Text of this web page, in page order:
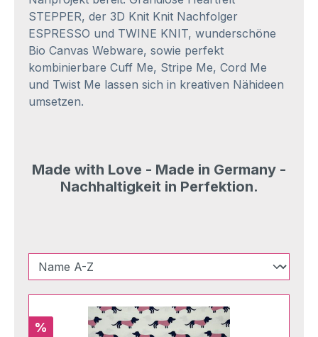
STEPPER, der 3D Knit Knit Nachfolger
ESPRESSO und TWINE KNIT, wunderschöne
Bio Canvas Webware, sowie perfekt
kombinierbare Cuff Me, Stripe Me, Cord Me
und Twist Me lassen sich in kreativen Nähideen
umsetzen.
Made with Love - Made in Germany -
Nachhaltigkeit in Perfektion.
Rabatt
%